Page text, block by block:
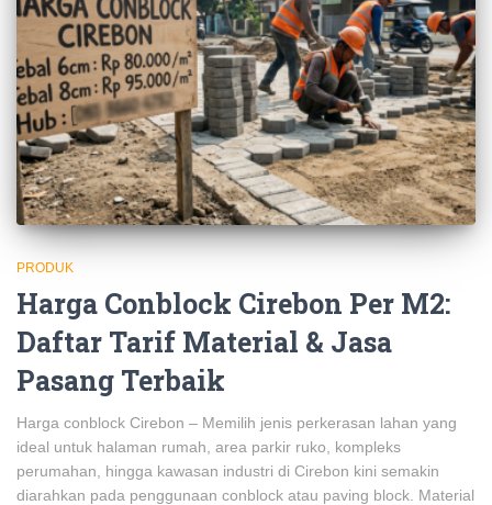
PRODUK
Harga Conblock Cirebon Per M2:
Daftar Tarif Material & Jasa
Pasang Terbaik
Harga conblock Cirebon – Memilih jenis perkerasan lahan yang
ideal untuk halaman rumah, area parkir ruko, kompleks
perumahan, hingga kawasan industri di Cirebon kini semakin
diarahkan pada penggunaan conblock atau paving block. Material